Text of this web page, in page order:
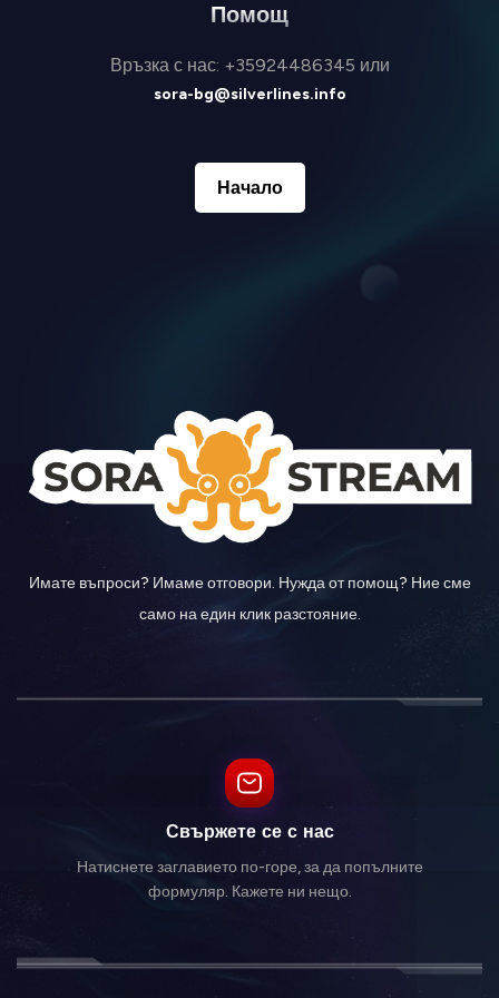
Помощ
Връзка с нас: +35924486345 или
sora-bg@silverlines.info
Начало
Имате въпроси? Имаме отговори. Нужда от помощ? Ние сме
само на един клик разстояние.
Свържете се с нас
Натиснете заглавието по-горе, за да попълните
формуляр. Кажете ни нещо.